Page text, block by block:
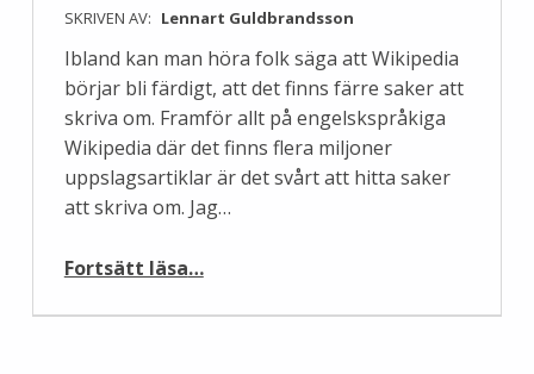
SKRIVEN AV: Lennart Guldbrandsson
Ibland kan man höra folk säga att Wikipedia
börjar bli färdigt, att det finns färre saker att
skriva om. Framför allt på engelskspråkiga
Wikipedia där det finns flera miljoner
uppslagsartiklar är det svårt att hitta saker
att skriva om. Jag…
Fortsätt läsa“Finns det verkligen mer att skriva om i Wikipedia?”
…